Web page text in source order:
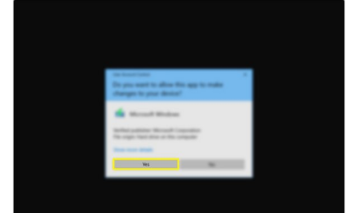
Annuler Publier un commentaire